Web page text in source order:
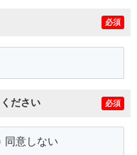
必須
ださい 必須
同意しない